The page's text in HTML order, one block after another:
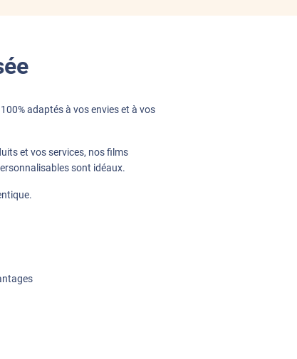
adaptés à vos envies et à vos
et vos services, nos films
sont idéaux.